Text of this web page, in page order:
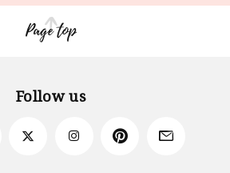
Page top
Follow us